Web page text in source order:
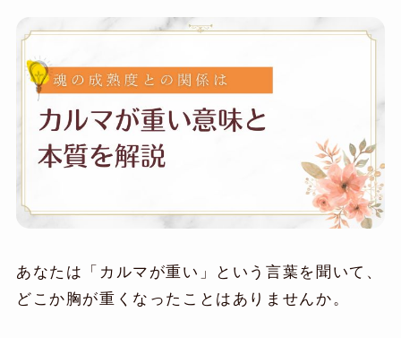
あなたは「カルマが重い」という言葉を聞いて、
どこか胸が重くなったことはありませんか。